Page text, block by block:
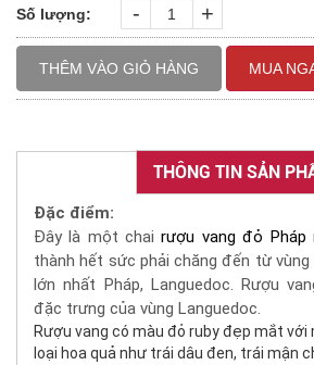
Số lượng: - +
THÊM VÀO GIỎ HÀNG MUA
THÔNG TIN SẢN
Đặc điểm:
Đây là một chairượu vang đỏ Pháp
thành hết sức phải chăng đến từ
lớn nhất Pháp, Languedoc. Rượu
đặc trưng của vùng Languedoc.
Rượu vang có màu đỏ ruby đẹp mắt
loại hoa quả như trái dâu đen, trái mận